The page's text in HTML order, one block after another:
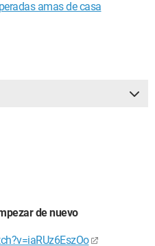
amas de casa
de nuevo